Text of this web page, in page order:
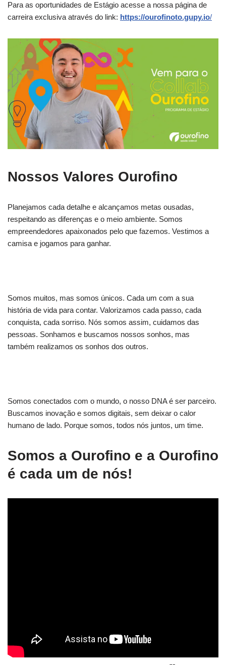
Para as oportunidades de Estágio acesse a nossa página de
carreira exclusiva através do link: https://ourofinoto.gupy.io/
Nossos Valores Ourofino
Planejamos cada detalhe e alcançamos metas ousadas,
respeitando as diferenças e o meio ambiente. Somos
empreendedores apaixonados pelo que fazemos. Vestimos a
camisa e jogamos para ganhar.
Somos muitos, mas somos únicos. Cada um com a sua
história de vida para contar. Valorizamos cada passo, cada
conquista, cada sorriso. Nós somos assim, cuidamos das
pessoas. Sonhamos e buscamos nossos sonhos, mas
também realizamos os sonhos dos outros.
Somos conectados com o mundo, o nosso DNA é ser parceiro.
Buscamos inovação e somos digitais, sem deixar o calor
humano de lado. Porque somos, todos nós juntos, um time.
Somos a Ourofino e a Ourofino
é cada um de nós!